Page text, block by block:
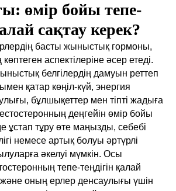
өмір бойы тепе-
сақтау керек?
басты жыныстық гормоны,
аспектілеріне әсер етеді.
белгілердің дамуын реттеп
қатар көңіл-күй, энергия
бұлшықеттер мен тіпті жадыға
деңгейін өмір бойы
ұстап тұру өте маңызды, себебі
немесе артық болуы әртүрлі
әкелуі мүмкін. Осы
тепе-теңдігін қалай
және оның ерлер денсаулығы үшін